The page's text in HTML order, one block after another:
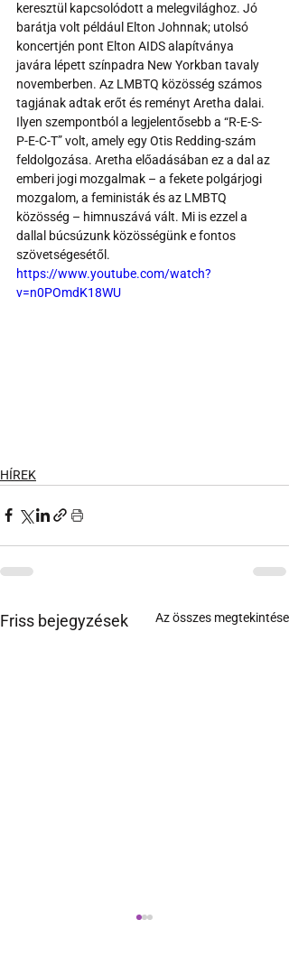
keresztül kapcsolódott a melegvilághoz. Jó
barátja volt például Elton Johnnak; utolsó
koncertjén pont Elton AIDS alapítványa
javára lépett színpadra New Yorkban tavaly
novemberben. Az LMBTQ közösség számos
tagjának adtak erőt és reményt Aretha dalai.
Ilyen szempontból a legjelentősebb a “R-E-S-
P-E-C-T” volt, amely egy Otis Redding-szám
feldolgozása. Aretha előadásában ez a dal az
emberi jogi mozgalmak – a fekete polgárjogi
mozgalom, a feministák és az LMBTQ
közösség – himnuszává vált. Mi is ezzel a
dallal búcsúzunk közösségünk e fontos
szövetségesétől.
https://www.youtube.com/watch?
v=n0POmdK18WU
HÍREK
Friss bejegyzések Az összes megtekintése